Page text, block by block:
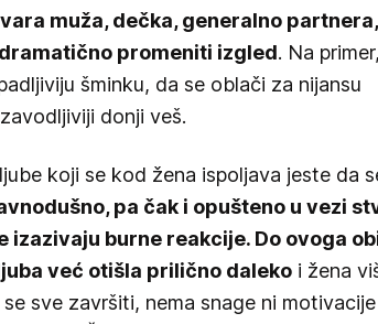
muža, dečka, generalno partnera,
promeniti izgled. Na primer,
šminku, da se oblači za nijansu
donji veš.
koji se kod žena ispoljava jeste da
pa čak i opušteno u vezi
izazivaju burne reakcije. Do ovoga
već otišla prilično daleko i žena
sve završiti, nema snage ni